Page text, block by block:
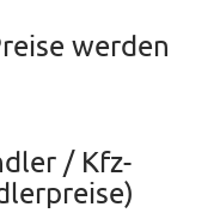
werden
/ Kfz-